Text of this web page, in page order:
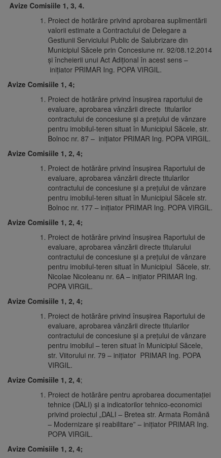
Avize Comisiile 1, 3, 4.
Proiect de hotărâre privind aprobarea suplimentării
valorii estimate a Contractului de Delegare a
Gestiunii Serviciului Public de Salubrizare din
Municipiul Săcele prin Concesiune nr. 92/08.12.2014
și încheierii unui Act Adițional în acest sens –
iniţiator PRIMAR Ing. POPA VIRGIL.
Avize Comisiile 1, 4;
Proiect de hotărâre privind însușirea raportului de
evaluare, aprobarea vânzării directe titularilor
contractului de concesiune și a prețului de vânzare
pentru imobilul-teren situat în Municipiul Săcele, str.
Bolnoc nr. 87 – iniţiator PRIMAR Ing. POPA VIRGIL.
Avize Comisiile 1, 2, 4;
Proiect de hotărâre privind însușirea Raportului de
evaluare, aprobarea vânzării directe titularilor
contractului de concesiune și a prețului de vânzare
pentru imobilul-teren situat în Municipiul Săcele str.
Bolnoc nr. 177 – iniţiator PRIMAR Ing. POPA VIRGIL.
Avize Comisiile 1, 2, 4;
Proiect de hotărâre privind însușirea Raportului de
evaluare, aprobarea vânzării directe titularului
contractului de concesiune și a prețului de vânzare
pentru imobilul-teren situat în Municipiul Săcele, str.
Nicolae Nicoleanu nr. 6A – iniţiator PRIMAR Ing.
POPA VIRGIL.
Avize Comisiile 1, 2, 4;
Proiect de hotărâre privind însușirea Raportului de
evaluare, aprobarea vânzării directe titularilor
contractului de concesiune și a prețului de vânzare
pentru imobilul – teren situat în Municipiul Săcele,
str. Viitorului nr. 79 – iniţiator PRIMAR Ing. POPA
VIRGIL.
Avize Comisiile 1, 2, 4;
Proiect de hotărâre pentru aprobarea documentației
tehnice (DALI) și a indicatorilor tehnico-economici
privind proiectul „DALI – Bretea str. Armata Română
– Modernizare și reabilitare” – iniţiator PRIMAR Ing.
POPA VIRGIL.
Avize Comisiile 1, 2, 4;